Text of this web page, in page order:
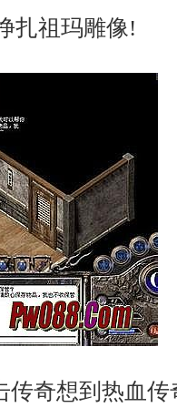
扎祖玛雕像!
传奇想到热血